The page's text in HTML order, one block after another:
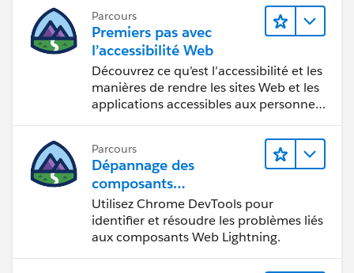
Parcours
Premiers pas avec
l’accessibilité Web
Découvrez ce qu’est l’accessibilité et les
manières de rendre les sites Web et les
applications accessibles aux personnes
Parcours
Dépannage des
composants
Web Lightning
Utilisez Chrome DevTools pour
identifier et résoudre les problèmes liés
aux composants Web Lightning.